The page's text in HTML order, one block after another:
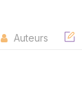
Auteurs